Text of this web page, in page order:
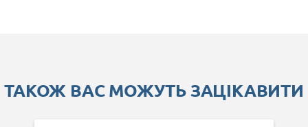
ТАКОЖ ВАС МОЖУТЬ ЗАЦІКАВИТИ